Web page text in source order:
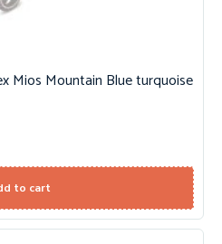
Mios Mountain Blue turquoise
to cart